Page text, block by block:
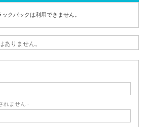
ックバックは利用できません。
ありません。
れません -